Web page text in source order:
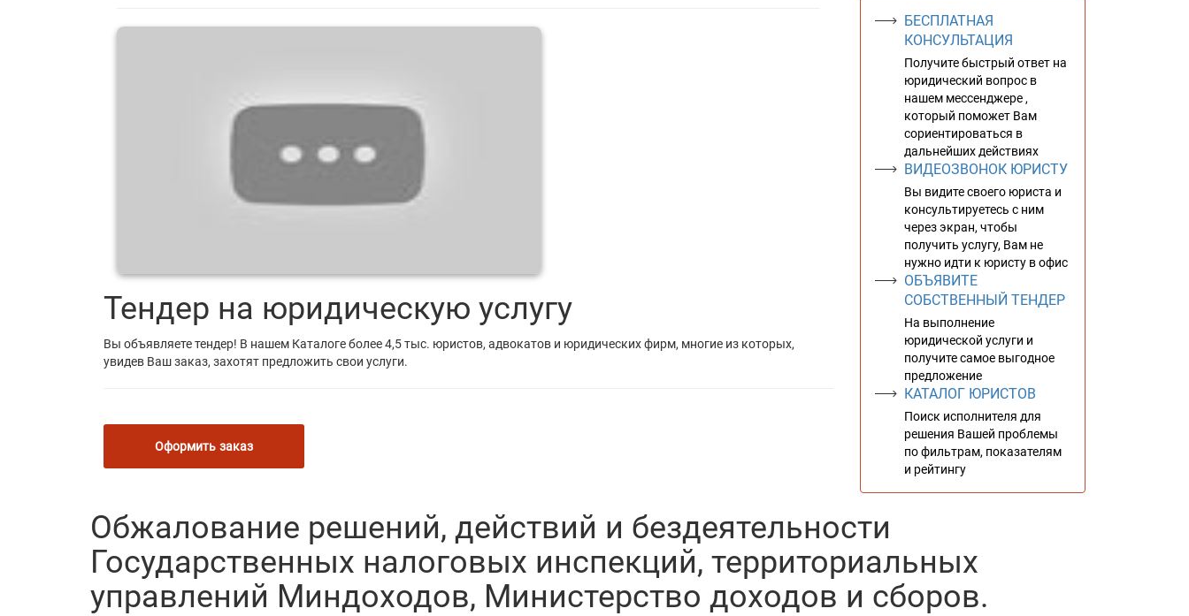
Тендер на юридическую услугу
Вы объявляете тендер! В нашем Каталоге более 4,5 тыс. юристов, адвокатов и юридических фирм, многие из которых,
увидев Ваш заказ, захотят предложить свои услуги.
Оформить заказ
БЕСПЛАТНАЯ
КОНСУЛЬТАЦИЯ
Получите быстрый ответ на
юридический вопрос в
нашем мессенджере ,
который поможет Вам
сориентироваться в
дальнейших действиях
ВИДЕОЗВОНОК ЮРИСТУ
Вы видите своего юриста и
консультируетесь с ним
через экран, чтобы
получить услугу, Вам не
нужно идти к юристу в офис
ОБЪЯВИТЕ
СОБСТВЕННЫЙ ТЕНДЕР
На выполнение
юридической услуги и
получите самое выгодное
предложение
КАТАЛОГ ЮРИСТОВ
Поиск исполнителя для
решения Вашей проблемы
по фильтрам, показателям
и рейтингу
Обжалование решений, действий и бездеятельности
Государственных налоговых инспекций, территориальных
управлений Миндоходов, Министерство доходов и сборов.